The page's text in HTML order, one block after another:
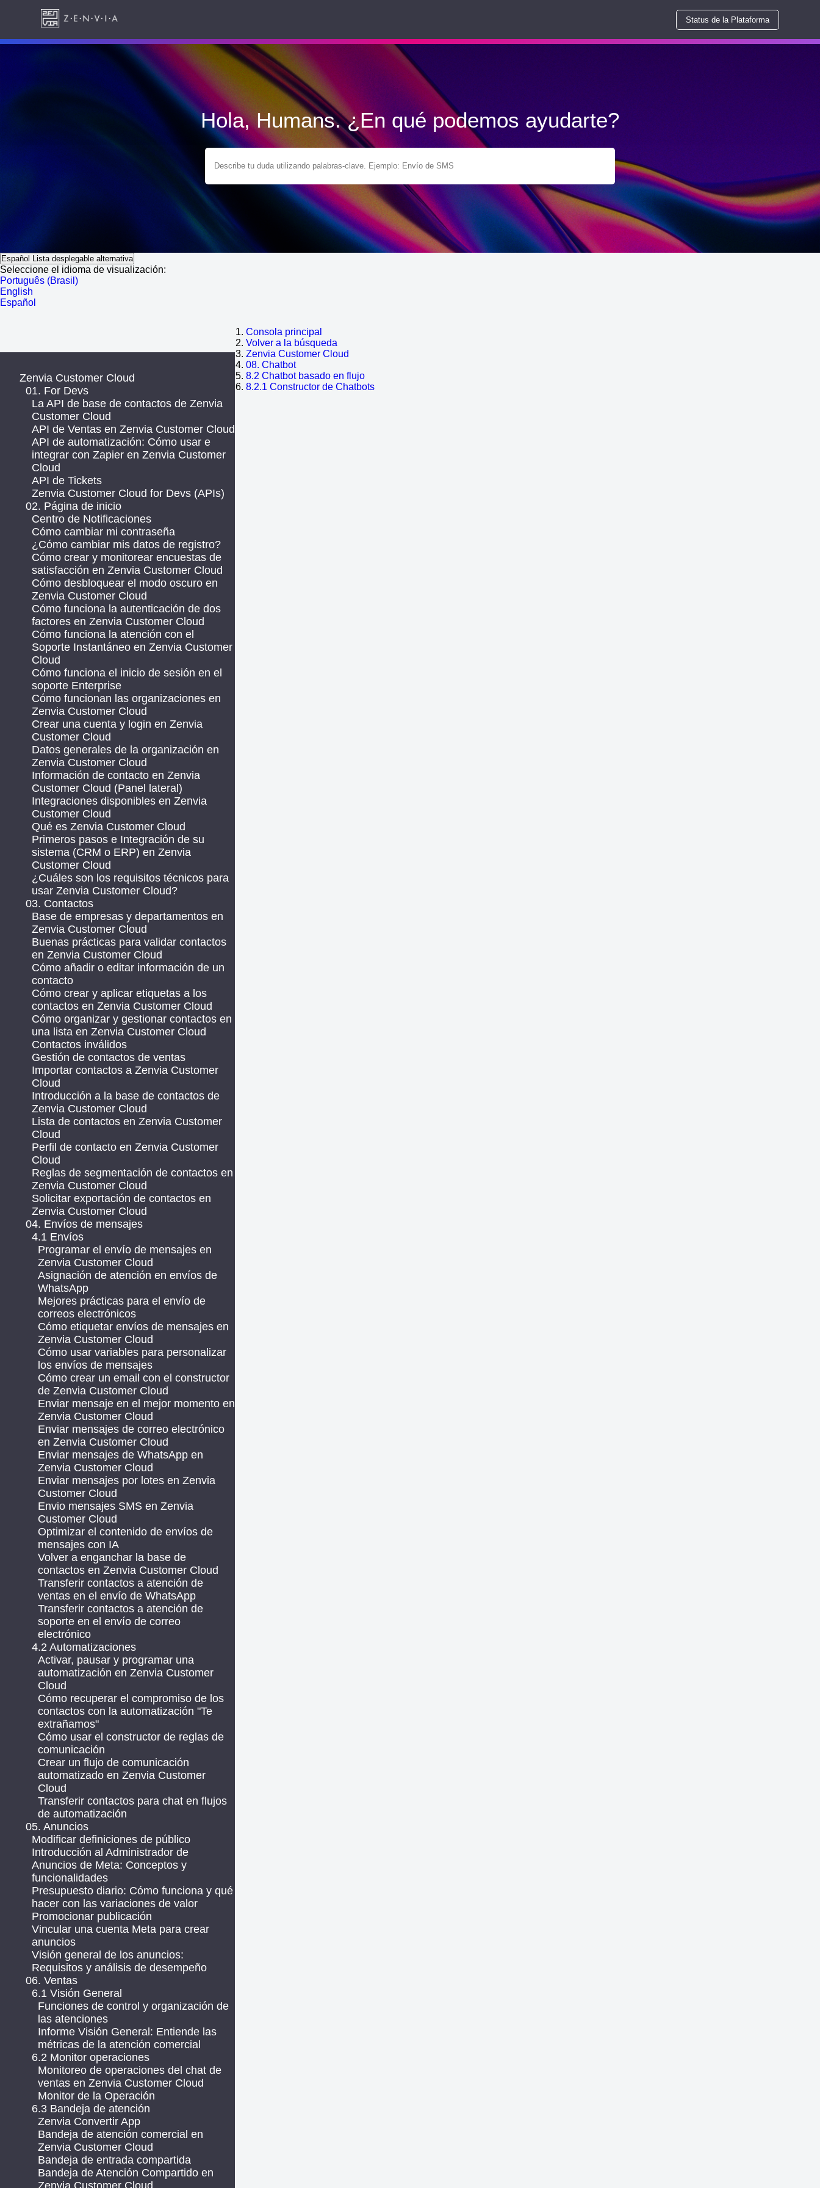
Status de la Plataforma
Hola, Humans. ¿En qué podemos ayudarte?
Español Lista desplegable alternativa
Seleccione el idioma de visualización:
Português (Brasil)
English
Español
Consola principal
Volver a la búsqueda
Zenvia Customer Cloud
08. Chatbot
8.2 Chatbot basado en flujo
8.2.1 Constructor de Chatbots
Zenvia Customer Cloud
01. For Devs
La API de base de contactos de Zenvia
Customer Cloud
API de Ventas en Zenvia Customer Cloud
API de automatización: Cómo usar e
integrar con Zapier en Zenvia Customer
Cloud
API de Tickets
Zenvia Customer Cloud for Devs (APIs)
02. Página de inicio
Centro de Notificaciones
Cómo cambiar mi contraseña
¿Cómo cambiar mis datos de registro?
Cómo crear y monitorear encuestas de
satisfacción en Zenvia Customer Cloud
Cómo desbloquear el modo oscuro en
Zenvia Customer Cloud
Cómo funciona la autenticación de dos
factores en Zenvia Customer Cloud
Cómo funciona la atención con el
Soporte Instantáneo en Zenvia Customer
Cloud
Cómo funciona el inicio de sesión en el
soporte Enterprise
Cómo funcionan las organizaciones en
Zenvia Customer Cloud
Crear una cuenta y login en Zenvia
Customer Cloud
Datos generales de la organización en
Zenvia Customer Cloud
Información de contacto en Zenvia
Customer Cloud (Panel lateral)
Integraciones disponibles en Zenvia
Customer Cloud
Qué es Zenvia Customer Cloud
Primeros pasos e Integración de su
sistema (CRM o ERP) en Zenvia
Customer Cloud
¿Cuáles son los requisitos técnicos para
usar Zenvia Customer Cloud?
03. Contactos
Base de empresas y departamentos en
Zenvia Customer Cloud
Buenas prácticas para validar contactos
en Zenvia Customer Cloud
Cómo añadir o editar información de un
contacto
Cómo crear y aplicar etiquetas a los
contactos en Zenvia Customer Cloud
Cómo organizar y gestionar contactos en
una lista en Zenvia Customer Cloud
Contactos inválidos
Gestión de contactos de ventas
Importar contactos a Zenvia Customer
Cloud
Introducción a la base de contactos de
Zenvia Customer Cloud
Lista de contactos en Zenvia Customer
Cloud
Perfil de contacto en Zenvia Customer
Cloud
Reglas de segmentación de contactos en
Zenvia Customer Cloud
Solicitar exportación de contactos en
Zenvia Customer Cloud
04. Envíos de mensajes
4.1 Envíos
Programar el envío de mensajes en
Zenvia Customer Cloud
Asignación de atención en envíos de
WhatsApp
Mejores prácticas para el envío de
correos electrónicos
Cómo etiquetar envíos de mensajes en
Zenvia Customer Cloud
Cómo usar variables para personalizar
los envíos de mensajes
Cómo crear un email con el constructor
de Zenvia Customer Cloud
Enviar mensaje en el mejor momento en
Zenvia Customer Cloud
Enviar mensajes de correo electrónico
en Zenvia Customer Cloud
Enviar mensajes de WhatsApp en
Zenvia Customer Cloud
Enviar mensajes por lotes en Zenvia
Customer Cloud
Envio mensajes SMS en Zenvia
Customer Cloud
Optimizar el contenido de envíos de
mensajes con IA
Volver a enganchar la base de
contactos en Zenvia Customer Cloud
Transferir contactos a atención de
ventas en el envío de WhatsApp
Transferir contactos a atención de
soporte en el envío de correo
electrónico
4.2 Automatizaciones
Activar, pausar y programar una
automatización en Zenvia Customer
Cloud
Cómo recuperar el compromiso de los
contactos con la automatización "Te
extrañamos"
Cómo usar el constructor de reglas de
comunicación
Crear un flujo de comunicación
automatizado en Zenvia Customer
Cloud
Transferir contactos para chat en flujos
de automatización
05. Anuncios
Modificar definiciones de público
Introducción al Administrador de
Anuncios de Meta: Conceptos y
funcionalidades
Presupuesto diario: Cómo funciona y qué
hacer con las variaciones de valor
Promocionar publicación
Vincular una cuenta Meta para crear
anuncios
Visión general de los anuncios:
Requisitos y análisis de desempeño
06. Ventas
6.1 Visión General
Funciones de control y organización de
las atenciones
Informe Visión General: Entiende las
métricas de la atención comercial
6.2 Monitor operaciones
Monitoreo de operaciones del chat de
ventas en Zenvia Customer Cloud
Monitor de la Operación
6.3 Bandeja de atención
Zenvia Convertir App
Bandeja de atención comercial en
Zenvia Customer Cloud
Bandeja de entrada compartida
Bandeja de Atención Compartido en
Zenvia Customer Cloud